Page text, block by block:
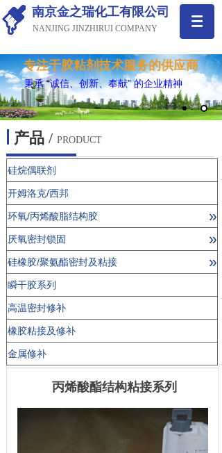
南京金之瑞化工有限公司
NANJING JINZHIRUI COMPANY
专注于胶粘剂技术服务的供应商
秉承 “诚信、创新、奉献” 的企业精神
产品 / PRODUCT
硅烷偶联剂
开姆洛克/西邦
环氧/丙烯酸脂结构胶 »
厌氧密封锁固 »
硅橡胶/聚氨酯密封及粘接 »
瞬干胶系列
高温密封修补
橡胶粘接及修补
金属修补
丙烯酸酯结构粘接系列